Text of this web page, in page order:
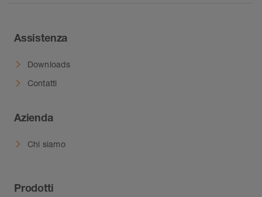
Assistenza
Downloads
Contatti
Azienda
Chi siamo
Prodotti